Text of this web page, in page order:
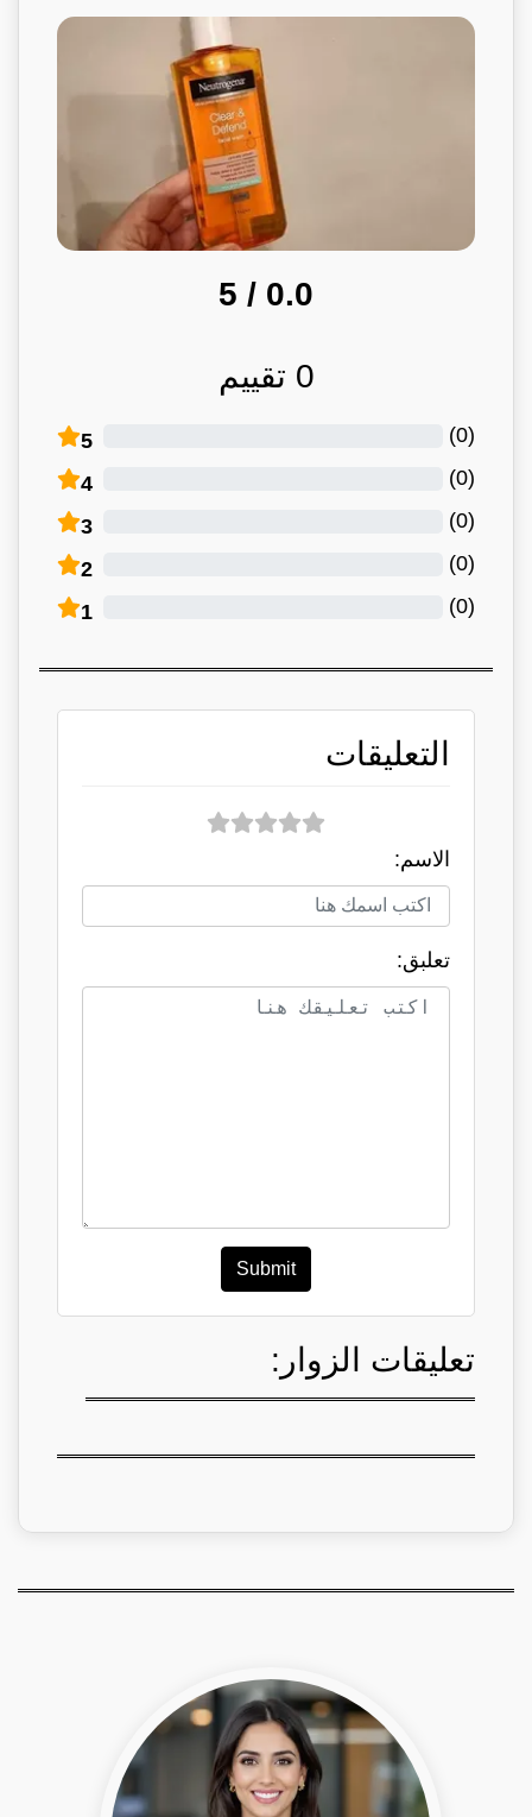
0.0
/ 5
0 تقييم
5 (
0
)
4 (
0
)
3 (
0
)
2 (
0
)
1 (
0
)
التعليقات
الاسم:
تعلبق:
Submit
تعليقات الزوار: